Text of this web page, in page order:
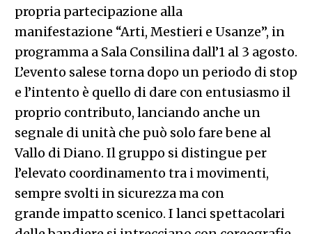
propria partecipazione alla
manifestazione “Arti, Mestieri e Usanze”, in
programma a Sala Consilina dall’1 al 3 agosto.
L’evento salese torna dopo un periodo di stop
e l’intento è quello di dare con entusiasmo il
proprio contributo, lanciando anche un
segnale di unità che può solo fare bene al
Vallo di Diano. Il gruppo si distingue per
l’elevato coordinamento tra i movimenti,
sempre svolti in sicurezza ma con
grande impatto scenico. I lanci spettacolari